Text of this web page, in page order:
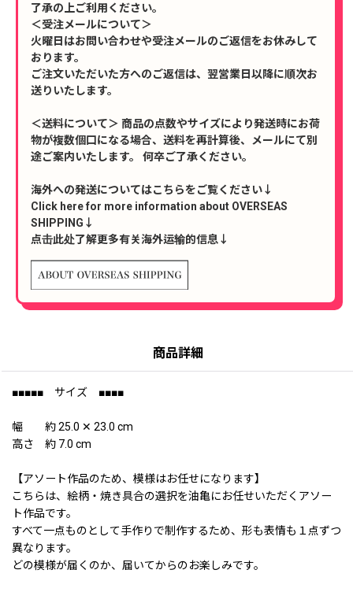
了承の上ご利用ください。
＜受注メールについて＞
火曜日はお問い合わせや受注メールのご返信をお休みして
おります。
ご注文いただいた方へのご返信は、翌営業日以降に順次お
送りいたします。
＜送料について＞ 商品の点数やサイズにより発送時にお荷
物が複数個口になる場合、送料を再計算後、メールにて別
途ご案内いたします。 何卒ご了承ください。
海外への発送についてはこちらをご覧ください↓
Click here for more information about OVERSEAS
SHIPPING↓
点击此处了解更多有关海外运输的信息↓
商品詳細
■■■■■ サイズ ■■■■
幅 約 25.0 ✕ 23.0 cm
高さ 約 7.0 cm
【アソート作品のため、模様はお任せになります】
こちらは、絵柄・焼き具合の選択を油亀にお任せいただくアソー
ト作品です。
すべて一点ものとして手作りで制作するため、形も表情も１点ずつ
異なります。
どの模様が届くのか、届いてからのお楽しみです。